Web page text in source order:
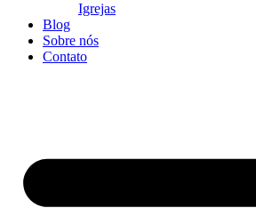
Igrejas
Blog
Sobre nós
Contato